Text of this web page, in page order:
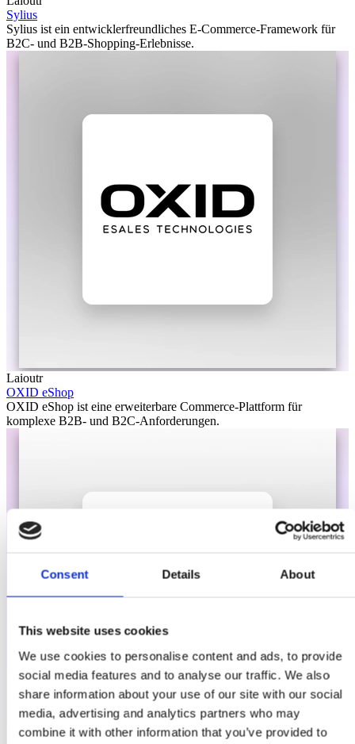
Consent Details About
This website uses cookies
We use cookies to personalise content and ads, to provide
social media features and to analyse our traffic. We also
share information about your use of our site with our social
media, advertising and analytics partners who may
combine it with other information that you’ve provided to
Sylius
Sylius ist ein entwicklerfreundliches E-Commerce-Framework für
B2C- und B2B-Shopping-Erlebnisse.
Laioutr
OXID eShop
OXID eShop ist eine erweiterbare Commerce-Plattform für
komplexe B2B- und B2C-Anforderungen.